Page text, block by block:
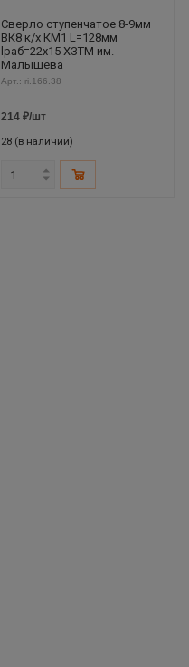
Сверло ступенчатое 8-9мм
ВК8 к/х КМ1 L=128мм
lраб=22х15 ХЗТМ им.
Малышева
Арт.: ri.166.38
214₽/шт
28 (в наличии)